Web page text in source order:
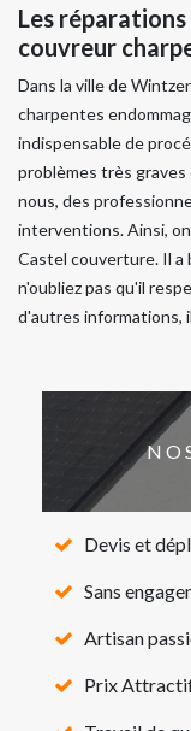
Les
couvreur
Dans la ville de
charpentes
indispensable de
problèmes très
nous, des
interventions. Ainsi,
Castel couverture. Il a
n'oubliez pas qu'il
d'autres
Devis et
Sans
Artisan
Prix